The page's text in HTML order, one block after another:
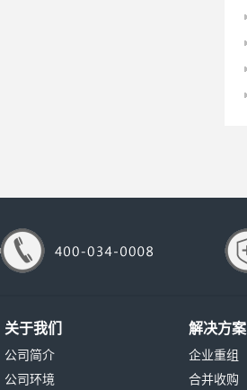
关于我们
公司简介
公司环境
解决方案
企业重组
合并收购